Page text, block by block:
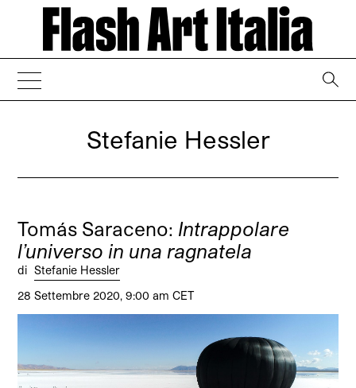
Stefanie Hessler
Tomás Saraceno: Intrappolare
l’universo in una ragnatela
di Stefanie Hessler
28 Settembre 2020, 9:00 am CET